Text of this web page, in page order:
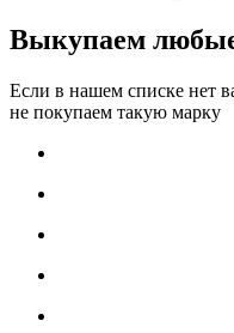
Выкупаем
Если в нашем списке нет
не покупаем такую марку